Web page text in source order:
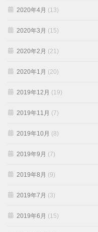
2020年4月 (13)
2020年3月 (15)
2020年2月 (21)
2020年1月 (20)
2019年12月 (19)
2019年11月 (7)
2019年10月 (8)
2019年9月 (7)
2019年8月 (9)
2019年7月 (3)
2019年6月 (15)